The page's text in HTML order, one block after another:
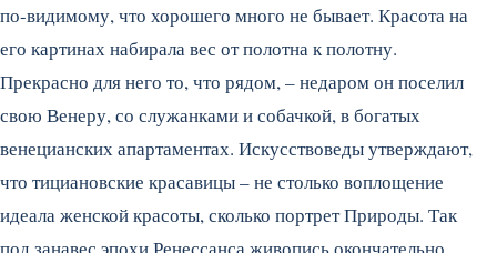
по-видимому, что хорошего много не бывает. Красота на
его картинах набирала вес от полотна к полотну.
Прекрасно для него то, что рядом, – недаром он поселил
свою Венеру, со служанками и собачкой, в богатых
венецианских апартаментах. Искусствоведы утверждают,
что тициановские красавицы – не столько воплощение
идеала женской красоты, сколько портрет Природы. Так
под занавес эпохи Ренессанса живопись окончательно